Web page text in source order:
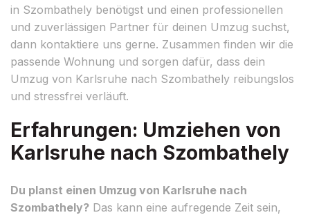
in Szombathely benötigst und einen professionellen
und zuverlässigen Partner für deinen Umzug suchst,
dann kontaktiere uns gerne. Zusammen finden wir die
passende Wohnung und sorgen dafür, dass dein
Umzug von Karlsruhe nach Szombathely reibungslos
und stressfrei verläuft.
Erfahrungen: Umziehen von
Karlsruhe nach Szombathely
Du planst einen Umzug von Karlsruhe nach
Szombathely? Das kann eine aufregende Zeit sein,